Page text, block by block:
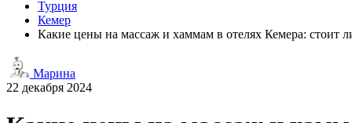
Турция
Кемер
Какие цены на массаж и хаммам в отелях Кемера: стоит
Марина
22 декабря 2024